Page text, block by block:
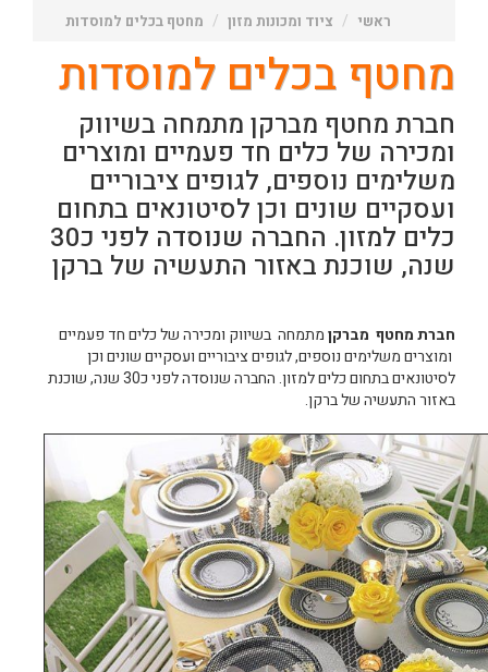
ראשי ציוד ומכונות מזון מחטף בכלים למוסדות
מחטף בכלים למוסדות
חברת מחטף מברקן מתמחה בשיווק
ומכירה של כלים חד פעמיים ומוצרים
משלימים נוספים, לגופים ציבוריים
ועסקיים שונים וכן לסיטונאים בתחום
כלים למזון. החברה שנוסדה לפני כ30
שנה, שוכנת באזור התעשיה של ברקן
חברת מחטף מברקןמתמחה בשיווק ומכירה של כלים חד פעמיים
ומוצרים משלימים נוספים, לגופים ציבוריים ועסקיים שונים וכן
לסיטונאים בתחום כלים למזון. החברה שנוסדה לפני כ30 שנה, שוכנת
באזור התעשיה של ברקן.